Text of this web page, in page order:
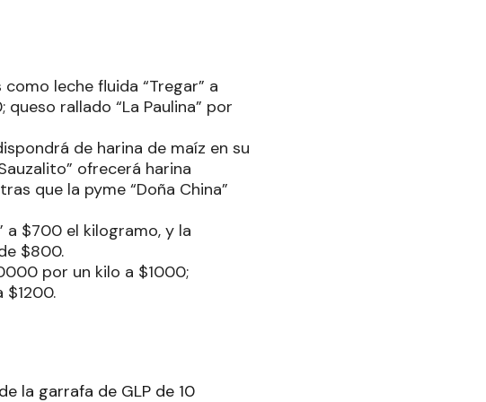
leche fluida “Tregar” a
rallado “La Paulina” por
de harina de maíz en su
ofrecerá harina
que la pyme “Doña China”
a $700 el kilogramo, y la
$800.
por un kilo a $1000;
la garrafa de GLP de 10